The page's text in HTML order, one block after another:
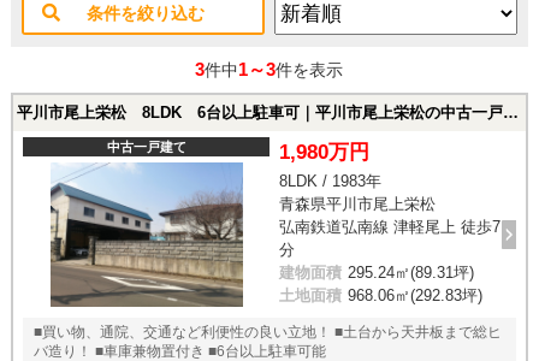
条件を絞り込む
3件中1～3件を表示
平川市尾上栄松 8LDK 6台以上駐車可｜平川市尾上栄松の中古一戸建て
中古一戸建て 1,980万円
8LDK / 1983年
青森県平川市尾上栄松
弘南鉄道弘南線 津軽尾上 徒歩7
分
建物面積 295.24㎡(89.31坪)
土地面積 968.06㎡(292.83坪)
■買い物、通院、交通など利便性の良い立地！ ■土台から天井板まで総ヒ
バ造り！ ■車庫兼物置付き ■6台以上駐車可能